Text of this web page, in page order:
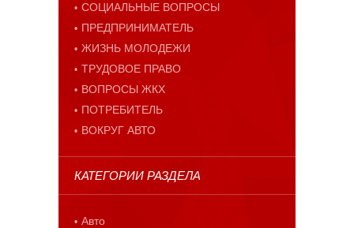
СОЦИАЛЬНЫЕ ВОПРОСЫ
ПРЕДПРИНИМАТЕЛЬ
ЖИЗНЬ МОЛОДЕЖИ
ТРУДОВОЕ ПРАВО
ВОПРОСЫ ЖКХ
ПОТРЕБИТЕЛЬ
ВОКРУГ АВТО
КАТЕГОРИИ РАЗДЕЛА
Авто